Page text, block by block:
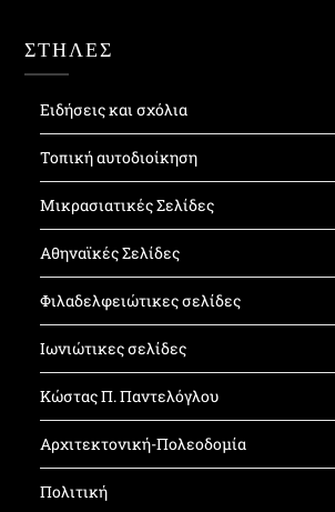
ΣΤΗΛΕΣ
Ειδήσεις και σχόλια
Τοπική αυτοδιοίκηση
Μικρασιατικές Σελίδες
Αθηναϊκές Σελίδες
Φιλαδελφειώτικες σελίδες
Ιωνιώτικες σελίδες
Κώστας Π. Παντελόγλου
Αρχιτεκτονική-Πολεοδομία
Πολιτική